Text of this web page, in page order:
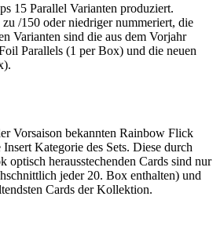
15 Parallel Varianten produziert.
/150 oder niedriger nummeriert, die
Varianten sind die aus dem Vorjahr
Parallels (1 per Box) und die neuen
Vorsaison bekannten Rainbow Flick
Kategorie des Sets. Diese durch
optisch herausstechenden Cards sind nur
jeder 20. Box enthalten) und
Cards der Kollektion.